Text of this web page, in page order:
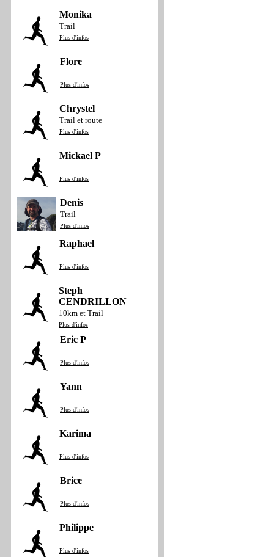
Monika
Trail
Plus d'infos
Flore
Plus d'infos
Chrystel
Trail et route
Plus d'infos
Mickael P
Plus d'infos
Denis
Trail
Plus d'infos
Raphael
Plus d'infos
Steph
CENDRILLON
10km et Trail
Plus d'infos
Eric P
Plus d'infos
Yann
Plus d'infos
Karima
Plus d'infos
Brice
Plus d'infos
Philippe
Plus d'infos